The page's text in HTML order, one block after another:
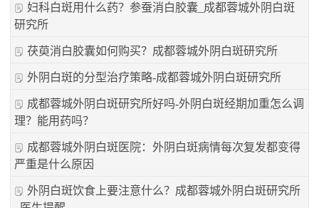
妇科白斑用什么药？参蚕消白胶囊_成都蓉城外阴白斑
研究所
茯萸消白胶囊如何购买？成都蓉城外阴白斑研究所
外阴白斑的分型治疗策略-成都蓉城外阴白斑研究所
成都蓉城外阴白斑研究所好吗-外阴白斑经期加重怎么调
理？能用药吗？
成都蓉城外阴白斑医院：外阴白斑病情每次复发都变得
严重是什么原因
外阴白斑饮食上要注意什么？成都蓉城外阴白斑研究所